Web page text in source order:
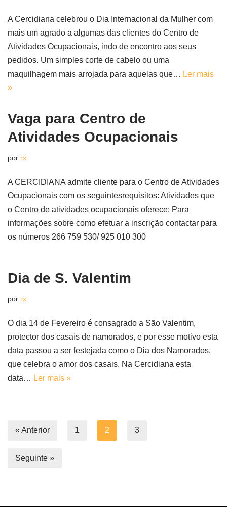
A Cercidiana celebrou o Dia Internacional da Mulher com
mais um agrado a algumas das clientes do Centro de
Atividades Ocupacionais, indo de encontro aos seus
pedidos. Um simples corte de cabelo ou uma
maquilhagem mais arrojada para aquelas que… Ler mais
»
Vaga para Centro de
Atividades Ocupacionais
por rx
A CERCIDIANA admite cliente para o Centro de Atividades
Ocupacionais com os seguintesrequisitos: Atividades que
o Centro de atividades ocupacionais oferece: Para
informações sobre como efetuar a inscrição contactar para
os números 266 759 530/ 925 010 300
Dia de S. Valentim
por rx
O dia 14 de Fevereiro é consagrado a São Valentim,
protector dos casais de namorados, e por esse motivo esta
data passou a ser festejada como o Dia dos Namorados,
que celebra o amor dos casais. Na Cercidiana esta
data… Ler mais »
« Anterior 1 2 3
Seguinte »